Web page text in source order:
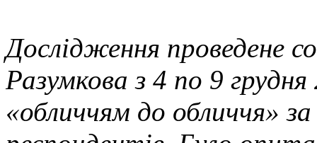
Дослідження проведене
Разумкова з 4 по 9
«обличчям до обличчя»